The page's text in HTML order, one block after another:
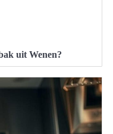
uit Wenen?